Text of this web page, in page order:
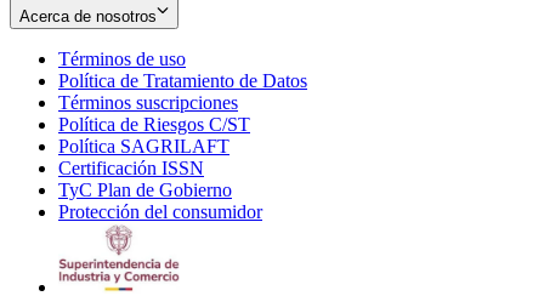
Acerca de nosotros
Términos de uso
in
new
window
Política de Tratamiento de Datos
Términos suscripciones
in
Política de Riesgos C/ST
Política SAGRILAFT
new
window
Certificación ISSN
in
new
TyC Plan de Gobierno
in
Protección del consumidorOpens